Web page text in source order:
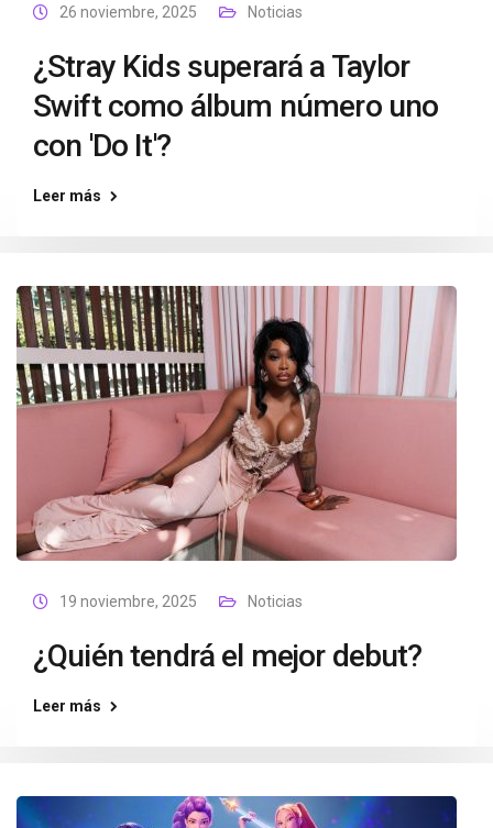
26 noviembre, 2025 Noticias
¿Stray Kids superará a Taylor
Swift como álbum número uno
con 'Do It'?
Leer más
19 noviembre, 2025 Noticias
¿Quién tendrá el mejor debut?
Leer más